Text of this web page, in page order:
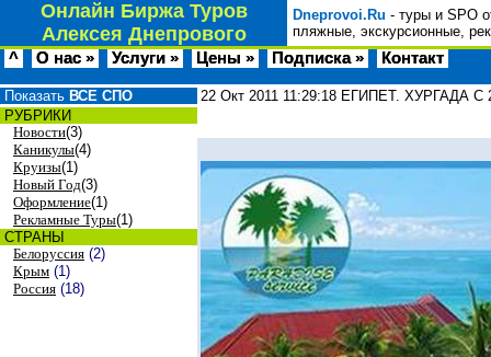
Онлайн Биржа Туров
Алексея Днепрового
Dneprovoi.Ru - туры и SPO
пляжные, экскурсионные,
^ О нас » Услуги » Цены » Подписка » Контакт
Показать ВСЕ СПО
РУБРИКИ
Новости(3)
Каникулы(4)
Круизы(1)
Новый Год(3)
Оформление(1)
Рекламные Туры(1)
СТРАНЫ
Белоруссия (2)
Крым (1)
Россия (18)
22 Окт 2011 11:29:18 ЕГИПЕТ. ХУРГАДА